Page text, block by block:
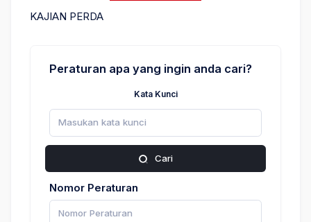
KAJIAN PERDA
Peraturan apa yang ingin anda cari?
Kata Kunci
Cari
Nomor Peraturan